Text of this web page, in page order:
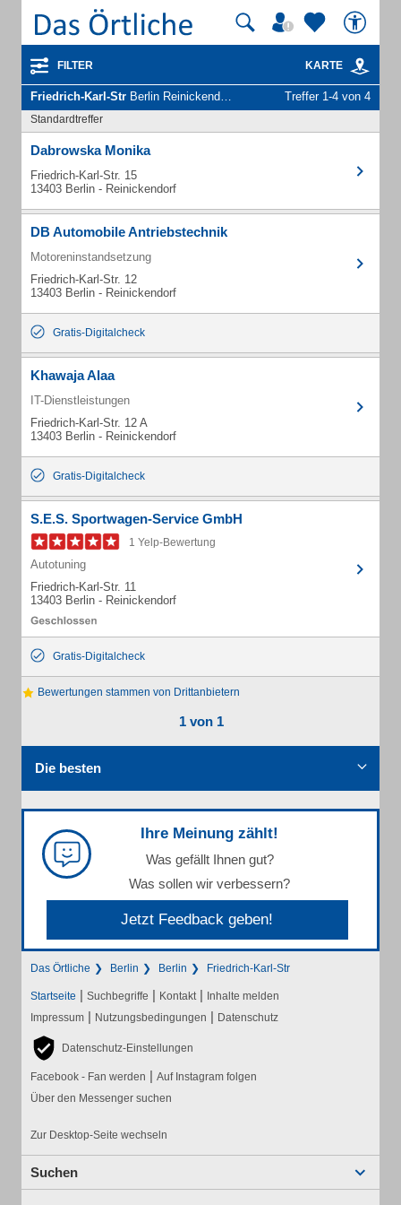
FILTER KARTE
Friedrich-Karl-Str Berlin Reinickendorf - Unternehmen und Personen Treffer 1-4 von 4
Standardtreffer
Dabrowska Monika
Friedrich-Karl-Str. 15
13403 Berlin - Reinickendorf
DB Automobile Antriebstechnik
Motoreninstandsetzung
Friedrich-Karl-Str. 12
13403 Berlin - Reinickendorf
Gratis-Digitalcheck
Khawaja Alaa
IT-Dienstleistungen
Friedrich-Karl-Str. 12 A
13403 Berlin - Reinickendorf
Gratis-Digitalcheck
S.E.S. Sportwagen-Service GmbH
1 Yelp-Bewertung
Autotuning
Friedrich-Karl-Str. 11
13403 Berlin - Reinickendorf
Gratis-Digitalcheck
Bewertungen stammen von Drittanbietern
1 von 1
Die besten
Ihre Meinung zählt!
Was gefällt Ihnen gut?
Was sollen wir verbessern?
Jetzt Feedback geben!
Das Örtliche Berlin Berlin Friedrich-Karl-Str
Startseite | Suchbegriffe | Kontakt | Inhalte melden
Impressum | Nutzungsbedingungen | Datenschutz
Datenschutz-Einstellungen
Facebook - Fan werden | Auf Instagram folgen
Über den Messenger suchen
Zur Desktop-Seite wechseln
Suchen